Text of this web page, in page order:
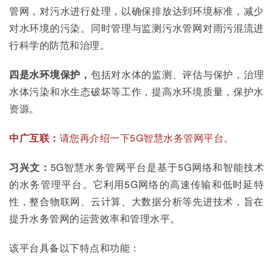
管网，对污水进行处理，以确保排放达到环境标准，减少
对水环境的污染。同时管理与监测污水管网对雨污混流进
行科学的防范和治理。
四是水环境保护， 包括对水体的监测、评估与保护，治理
水体污染和水生态破坏等工作，提高水环境质量，保护水
资源。
中广互联： 请您再介绍一下5G智慧水务管网平台。
习兴文： 5G智慧水务管网平台是基于5G网络和智能技术
的水务管理平台。它利用5G网络的高速传输和低时延特
性，整合物联网、云计算、大数据分析等先进技术，旨在
提升水务管网的运营效率和管理水平。
该平台具备以下特点和功能：